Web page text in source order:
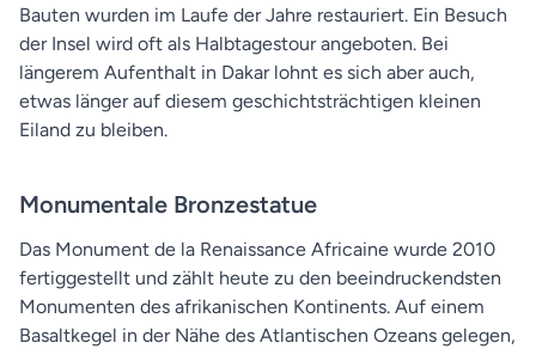
Bauten wurden im Laufe der Jahre restauriert. Ein Besuch
der Insel wird oft als Halbtagestour angeboten. Bei
längerem Aufenthalt in Dakar lohnt es sich aber auch,
etwas länger auf diesem geschichtsträchtigen kleinen
Eiland zu bleiben.
Monumentale Bronzestatue
Das Monument de la Renaissance Africaine wurde 2010
fertiggestellt und zählt heute zu den beeindruckendsten
Monumenten des afrikanischen Kontinents. Auf einem
Basaltkegel in der Nähe des Atlantischen Ozeans gelegen,